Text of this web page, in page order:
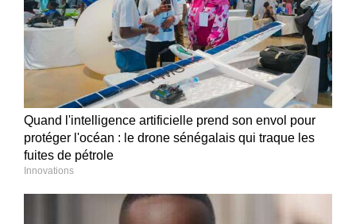
Quand l'intelligence artificielle prend son envol pour
protéger l'océan : le drone sénégalais qui traque les
fuites de pétrole
Innovations